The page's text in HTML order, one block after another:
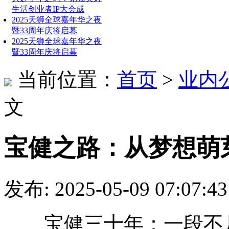
生活创业者IP大会成
2025天狮全球嘉年华之夜
暨33周年庆将启幕
2025天狮全球嘉年华之夜
暨33周年庆将启幕
当前位置： 首页 > 业内
文
宝健之路：从梦想
发布: 2025-05-09
宝健三十年：一段不